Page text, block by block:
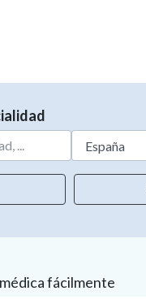
fácilmente